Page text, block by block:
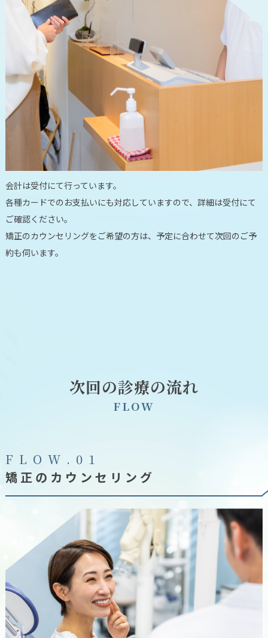
会計は受付にて行っています。
各種カードでのお支払いにも対応していますので、詳細は受付にて
ご確認ください。
矯正のカウンセリングをご希望の方は、予定に合わせて次回のご予
約も伺います。
次回の診療の流れ
FLOW
F L O W . 0 1
矯正のカウンセリング